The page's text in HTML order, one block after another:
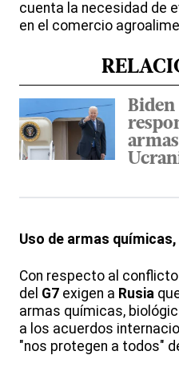
cuenta la necesidad de
en el comercio
Biden
Uso de armas
Con respecto al
del G7 exigen a Rusia
armas químicas,
a los acuerdos
"nos protegen a todos"